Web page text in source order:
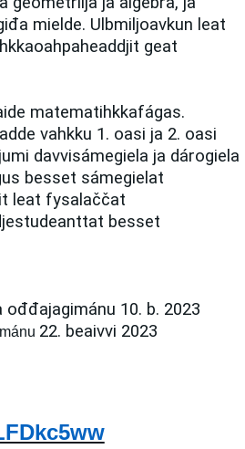
mielde. Ulbmiljoavkun leat
geat
matematihkkafágas.
vahkku 1. oasi ja 2. oasi
davvisámegiela ja dárogiela
besset sámegielat
leat fysalaččat
besset
ođđajagimánu 10. b. 2023
22. beaivvi 2023